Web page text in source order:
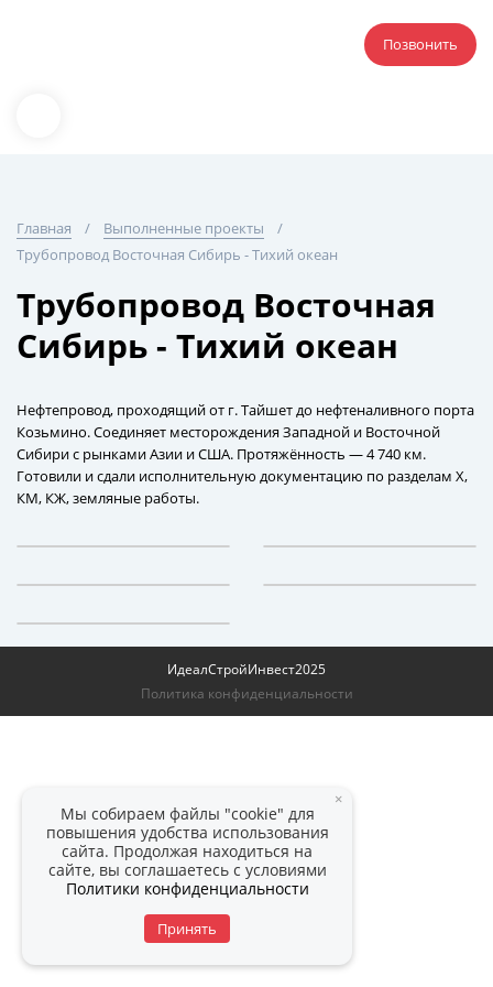
Позвонить
Главная
Выполненные проекты
Трубопровод Восточная Сибирь - Тихий океан
Трубопровод Восточная
Сибирь - Тихий океан
Нефтепровод, проходящий от г. Тайшет до нефтеналивного порта
Козьмино. Соединяет месторождения Западной и Восточной
Сибири с рынками Азии и США. Протяжённость — 4 740 км.
Готовили и сдали исполнительную документацию по разделам Х,
КМ, КЖ, земляные работы.
ИдеалСтройИнвест2025
Политика конфиденциальности
×
Мы собираем файлы "cookie" для
повышения удобства использования
сайта. Продолжая находиться на
сайте, вы соглашаетесь с условиями
Политики конфиденциальности
Принять